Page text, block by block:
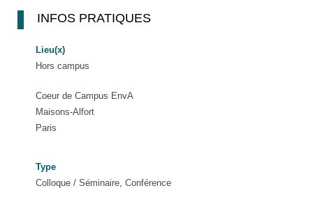
INFOS PRATIQUES
Lieu(x)
Hors campus
Coeur de Campus EnvA
Maisons-Alfort
Paris
Type
Colloque / Séminaire, Conférence